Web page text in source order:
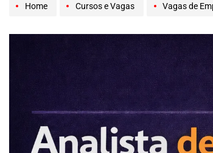
Home Cursos e Vagas Vagas de